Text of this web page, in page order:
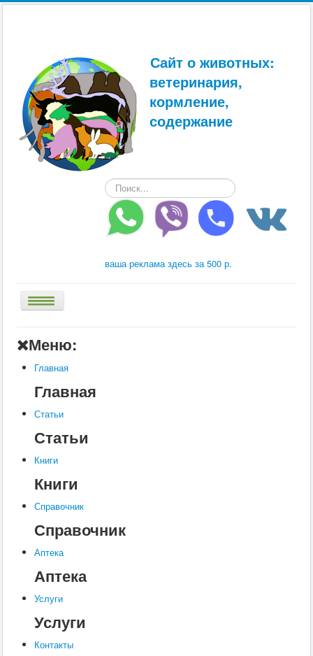
Сайт о животных:
ветеринария,
кормление,
содержание
Искать...
ваша реклама здесь за 500 р.
Ж
М
Меню:
Главная
Главная
Статьи
Статьи
Книги
Книги
Справочник
Справочник
Аптека
Аптека
Услуги
Услуги
Контакты